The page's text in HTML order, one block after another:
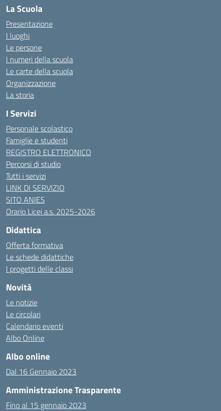
La Scuola
Presentazione
I luoghi
Le persone
I numeri della scuola
Le carte della scuola
Organizzazione
La storia
I Servizi
Personale scolastico
Famiglie e studenti
REGISTRO ELETTRONICO
Percorsi di studio
Tutti i servizi
LINK DI SERVIZIO
SITO ANIES
Orario Licei a.s. 2025-2026
Didattica
Offerta formativa
Le schede didattiche
I progetti delle classi
Novità
Le notizie
Le circolari
Calendario eventi
Albo Online
Albo online
Dal 16 Gennaio 2023
Amministrazione Trasparente
Fino al 15 gennaio 2023